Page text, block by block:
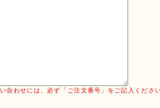
合わせには、必ず「ご注文番号」をご記入くださ